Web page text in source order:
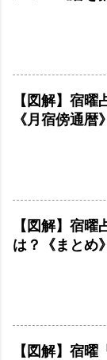
【図解】宿
《月宿傍通暦》
【図解】宿
は？《まとめ》
【図解】宿